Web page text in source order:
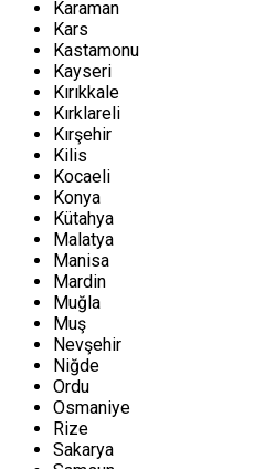
Karaman
Kars
Kastamonu
Kayseri
Kırıkkale
Kırklareli
Kırşehir
Kilis
Kocaeli
Konya
Kütahya
Malatya
Manisa
Mardin
Muğla
Muş
Nevşehir
Niğde
Ordu
Osmaniye
Rize
Sakarya